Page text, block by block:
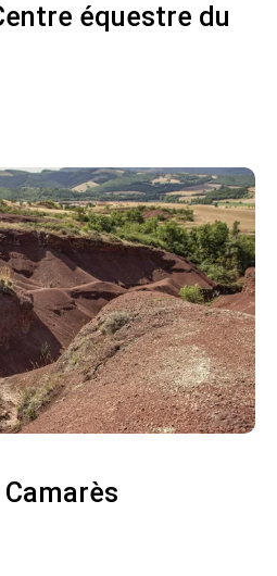
équestre du
Camarès